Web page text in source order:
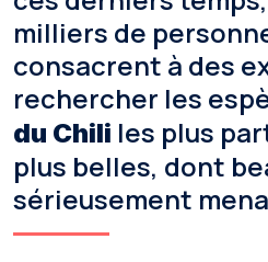
milliers de
consacrent à des
rechercher les
du Chili les plus
plus belles, dont
sérieusement